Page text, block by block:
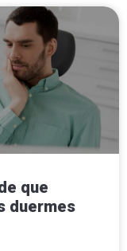
que
duermes